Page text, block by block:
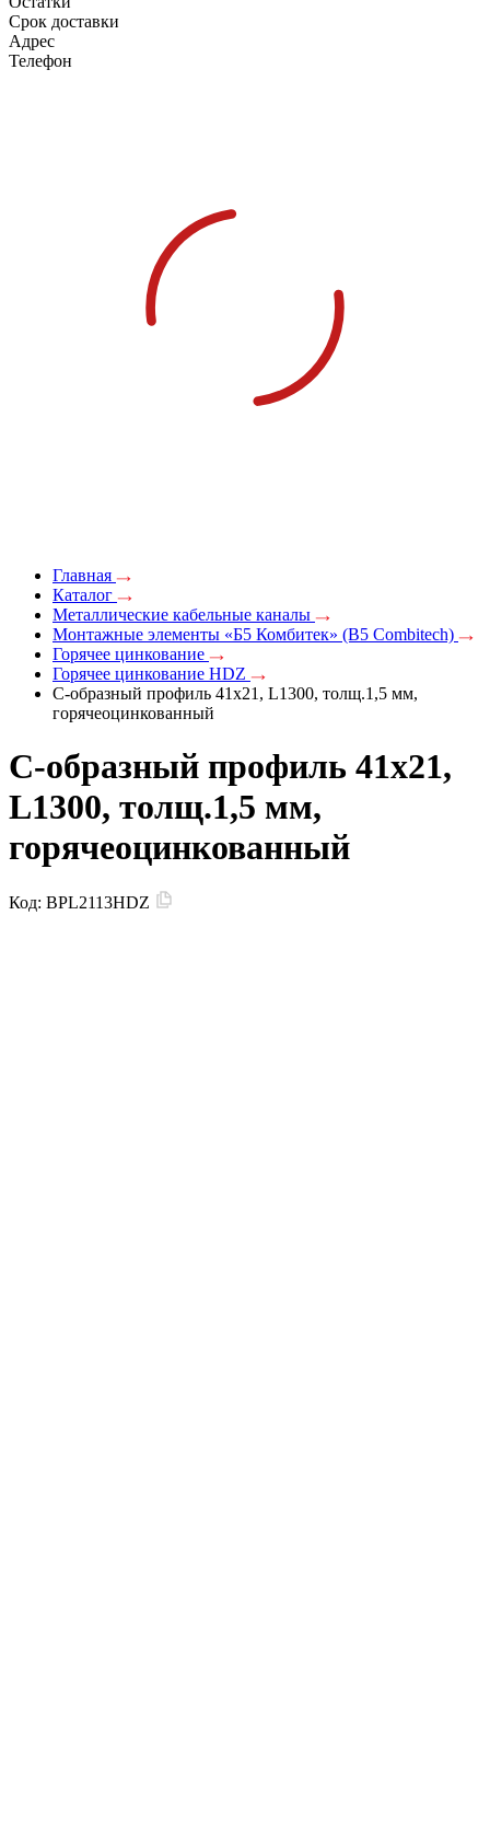
Срок доставки
Адрес
Телефон
Главная
Каталог
Металлические кабельные каналы
Монтажные элементы «Б5 Комбитек» (B5 Combitech)
Горячее цинкование
Горячее цинкование HDZ
С-образный профиль 41х21, L1300, толщ.1,5 мм,
горячеоцинкованный
С-образный профиль 41х21,
L1300, толщ.1,5 мм,
горячеоцинкованный
Код: BPL2113HDZ